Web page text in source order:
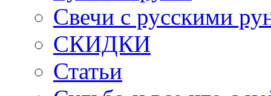
Свечи с русскими
СКИДКИ
Статьи